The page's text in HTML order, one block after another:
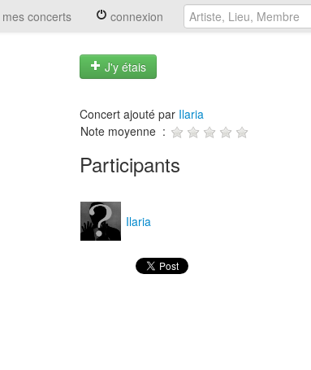
mes concerts connexion
J'y étais
Concert ajouté par Ilaria
Note moyenne :
Participants
Ilaria